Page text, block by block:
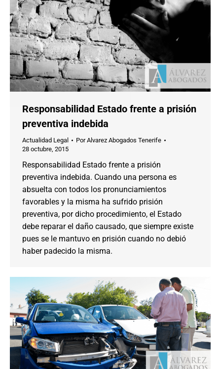
Responsabilidad Estado frente a prisión
preventiva indebida
Actualidad Legal PorAlvarez Abogados Tenerife
28 octubre, 2015
Responsabilidad Estado frente a prisión
preventiva indebida. Cuando una persona es
absuelta con todos los pronunciamientos
favorables y la misma ha sufrido prisión
preventiva, por dicho procedimiento, el Estado
debe reparar el daño causado, que siempre existe
pues se le mantuvo en prisión cuando no debió
haber padecido la misma.